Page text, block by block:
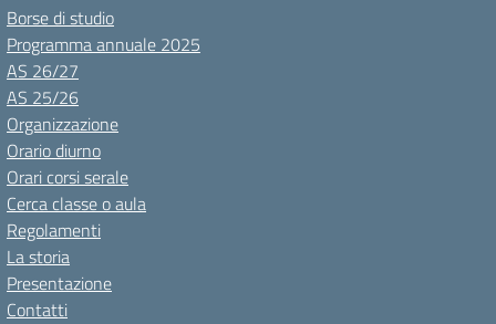
Borse di studio
Programma annuale 2025
AS 26/27
AS 25/26
Organizzazione
Orario diurno
Orari corsi serale
Cerca classe o aula
Regolamenti
La storia
Presentazione
Contatti